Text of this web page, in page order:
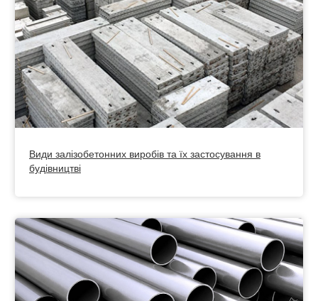
Види залізобетонних виробів та їх застосування в
будівництві